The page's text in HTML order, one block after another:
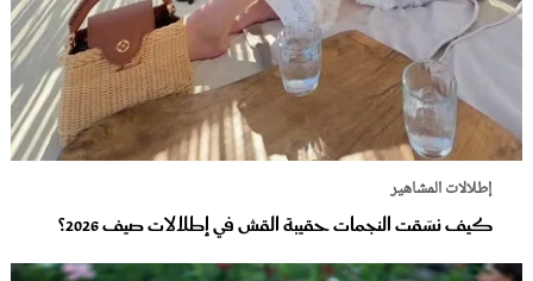
إطلالات المشاهير
كيف نسّقت النجمات حقيبة القش في إطلالات صيف 2026؟